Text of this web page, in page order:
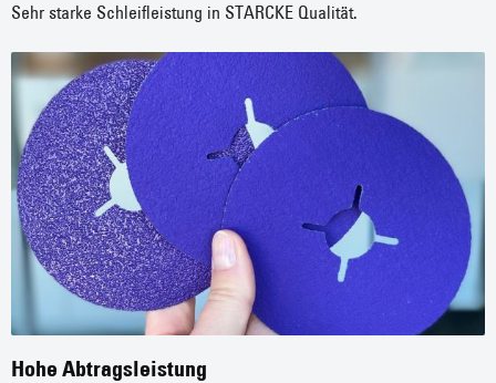
Sehr starke Schleifleistung in STARCKE Qualität.
Hohe Abtragsleistung